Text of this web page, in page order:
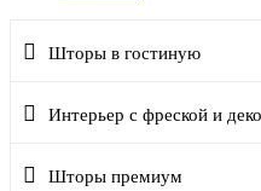
Шторы в гостиную
Интерьер с фреской и
Шторы премиум